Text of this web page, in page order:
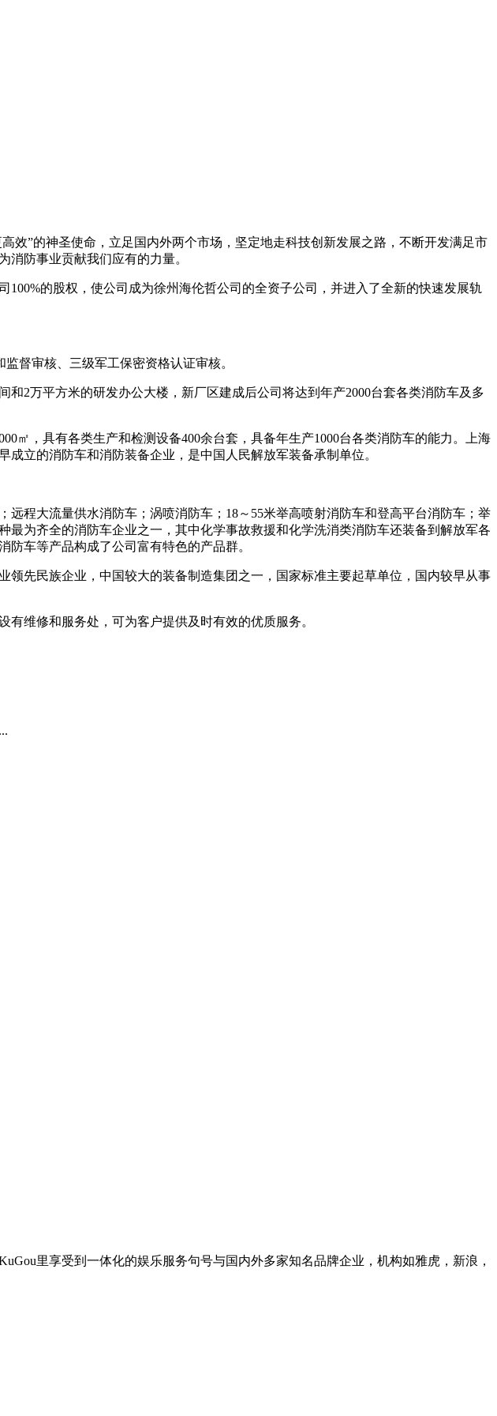
效”的神圣使命，立足国内外两个市场，坚定地走科技创新发展之路，不断开发满足市
防事业贡献我们应有的力量。
的股权，使公司成为徐州海伦哲公司的全资子公司，并进入了全新的快速发展轨
督审核、三级军工保密资格认证审核。
2万平方米的研发办公大楼，新厂区建成后公司将达到年产2000台套各类消防车及多
㎡，具有各类生产和检测设备400余台套，具备年生产1000台各类消防车的能力。上海
立的消防车和消防装备企业，是中国人民解放军装备承制单位。
程大流量供水消防车；涡喷消防车；18～55米举高喷射消防车和登高平台消防车；举
为齐全的消防车企业之一，其中化学事故救援和化学洗消类消防车还装备到解放军各
车等产品构成了公司富有特色的产品群。
领先民族企业，中国较大的装备制造集团之一，国家标准主要起草单位，国内较早从事
维修和服务处，可为客户提供及时有效的优质服务。
里享受到一体化的娱乐服务句号与国内外多家知名品牌企业，机构如雅虎，新浪，